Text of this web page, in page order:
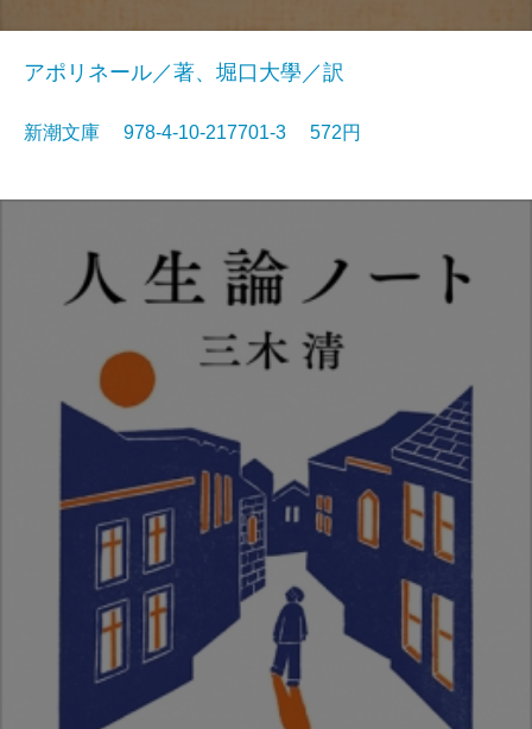
アポリネール／著、堀口大學／訳
新潮文庫 978-4-10-217701-3 572円